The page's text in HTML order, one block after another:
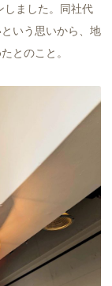
しました。同社代
いう思いから、地
とのこと。